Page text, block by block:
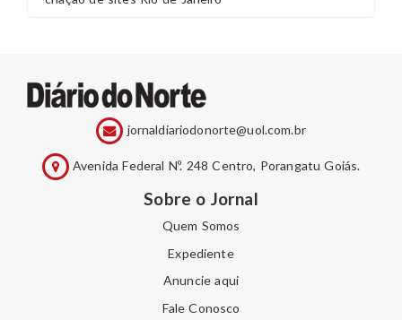
jornaldiariodonorte@uol.com.br
Avenida Federal Nº. 248 Centro, Porangatu Goiás.
Sobre o Jornal
Quem Somos
Expediente
Anuncie aqui
Fale Conosco